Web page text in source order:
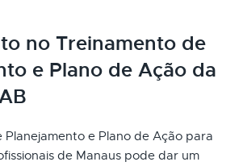
no Treinamento de
e Plano de Ação da
Planejamento e Plano de Ação para
de Manaus pode dar um